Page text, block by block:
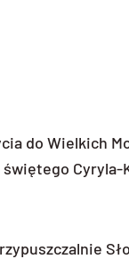
do Wielkich
Cyryla-